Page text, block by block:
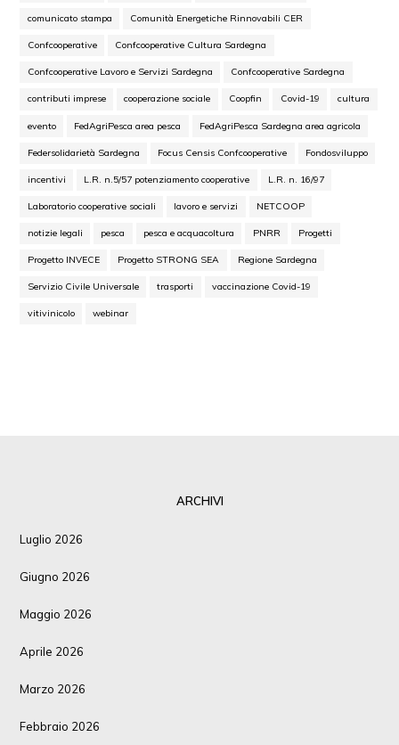
comunicato stampa Comunità Energetiche Rinnovabili CER
Confcooperative Confcooperative Cultura Sardegna
Confcooperative Lavoro e Servizi Sardegna Confcooperative Sardegna
contributi imprese cooperazione sociale Coopfin Covid-19 cultura
evento FedAgriPesca area pesca FedAgriPesca Sardegna area agricola
Federsolidarietà Sardegna Focus Censis Confcooperative Fondosviluppo
incentivi L.R. n.5/57 potenziamento cooperative L.R. n. 16/97
Laboratorio cooperative sociali lavoro e servizi NETCOOP
notizie legali pesca pesca e acquacoltura PNRR Progetti
Progetto INVECE Progetto STRONG SEA Regione Sardegna
Servizio Civile Universale trasporti vaccinazione Covid-19
vitivinicolo webinar
ARCHIVI
Luglio 2026
Giugno 2026
Maggio 2026
Aprile 2026
Marzo 2026
Febbraio 2026